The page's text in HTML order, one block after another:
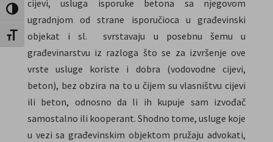
Toggle High Contrast
Toggle Font size
cijevi, usluga isporuke betona sa njegovom
ugradnjom od strane isporučioca u građevinski
objekat i sl. svrstavaju u posebnu šemu u
građevinarstvu iz razloga što se za izvršenje ove
vrste usluge koriste i dobra (vodovodne cijevi,
beton), bez obzira na to u čijem su vlasništvu cijevi
ili beton, odnosno da li ih kupuje sam izvođač
samostalno ili kooperant. Shodno tome, usluge koje
u vezi sa građevinskim objektom pružaju advokati,